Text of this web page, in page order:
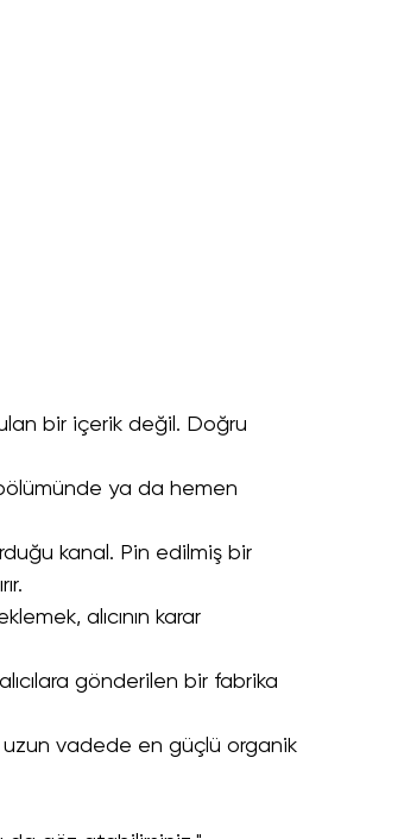
bir içerik değil. Doğru
bölümünde ya da hemen
kanal. Pin edilmiş bir
alıcının karar
gönderilen bir fabrika
uzun vadede en güçlü organik